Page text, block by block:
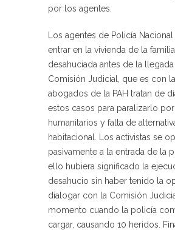
por los agentes.
Los agentes de Policía
entrar en la vivienda de la familia
desahuciada antes de la
Comisión Judicial, que es con
abogados de la PAH tratan de
estos casos para paralizarlo
humanitarios y falta de
habitacional. Los activistas se
pasivamente a la entrada de la
ello hubiera significado la
desahucio sin haber tenido la
dialogar con la Comisión
momento cuando la policía
cargar, causando 10 heridos.